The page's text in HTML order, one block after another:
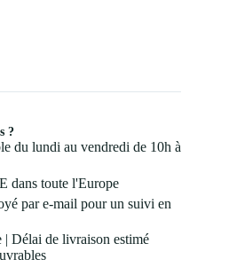
?
du lundi au vendredi de 10h à
dans toute l'Europe
par e-mail pour un suivi en
| Délai de livraison estimé